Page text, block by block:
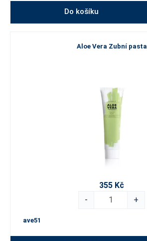
Do košíku
Aloe Vera Zubní pasta
355 Kč
-
+
ave51